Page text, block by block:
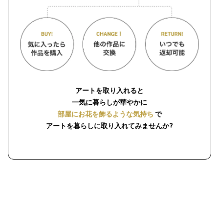
アートを取り入れると
一気に暮らしが華やかに
部屋にお花を飾るような気持ち で
アートを暮らしに取り入れてみませんか?